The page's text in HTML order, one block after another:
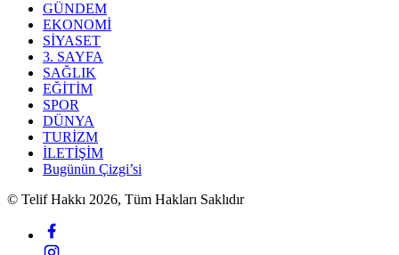
GÜNDEM
EKONOMİ
SİYASET
3. SAYFA
SAĞLIK
EĞİTİM
SPOR
DÜNYA
TURİZM
İLETİŞİM
Bugünün Çizgi’si
© Telif Hakkı 2026, Tüm Hakları Saklıdır